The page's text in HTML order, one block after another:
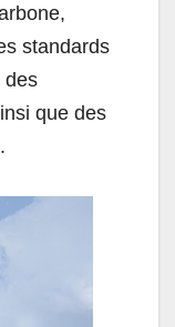
standards
des
que des